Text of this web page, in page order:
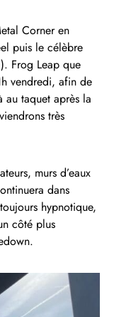
Corner en
puis le célèbre
Frog Leap que
vendredi, afin de
au taquet après la
très
murs d’eaux
dans
hypnotique,
côté plus